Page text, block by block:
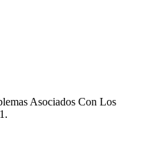
Asociados Con Los